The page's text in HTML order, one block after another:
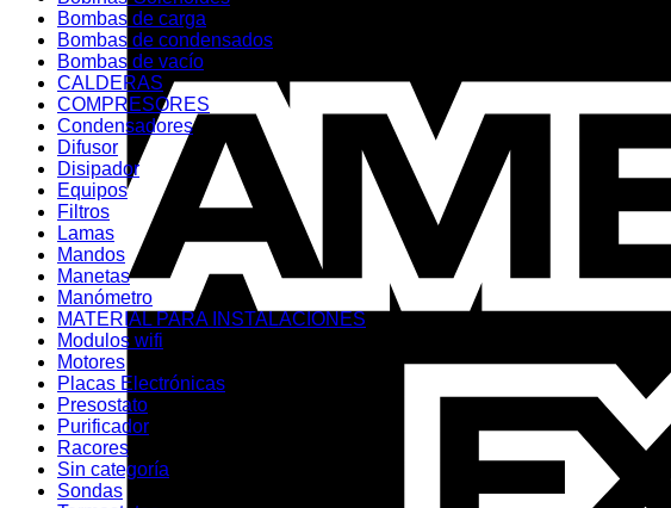
Bombas de carga
Bombas de condensados
Bombas de vacío
CALDERAS
COMPRESORES
Condensadores
Difusor
Disipador
Equipos
Filtros
Lamas
Mandos
Manetas
Manómetro
MATERIAL PARA INSTALACIONES
Modulos wifi
Motores
Placas Electrónicas
Presostato
Purificador
Racores
Sin categoría
Sondas